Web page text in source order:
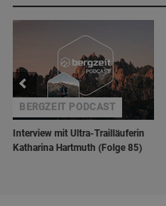
Interview mit Ultra-Trailläuferin
Katharina Hartmuth (Folge 85)
BERGZEIT PODCAST